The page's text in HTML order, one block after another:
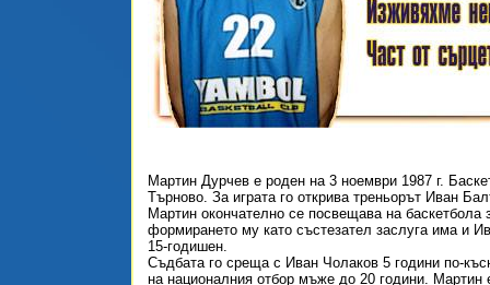
Мартин Дурчев е роден на 3 ноември 1987 г.
Търново. За играта го открива треньорът Иван
Мартин окончателно се посвещава на
формирането му като състезател заслуга има и
15-годишен.
Съдбата го среща с Иван Чолаков 5 години по-
на националния отбор мъже до 20 години. Мартин